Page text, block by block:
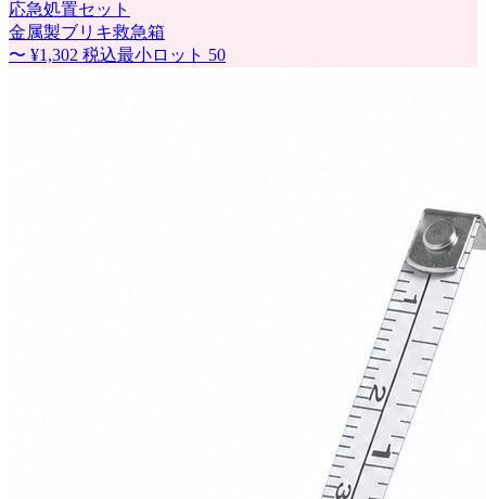
応急処置セット
金属製ブリキ救急箱
〜 ¥1,302 税込最小ロット 50